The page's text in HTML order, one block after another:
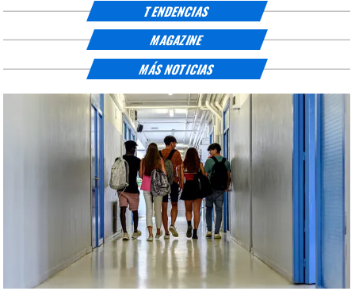
TENDENCIAS
MAGAZINE
MÁS NOTICIAS